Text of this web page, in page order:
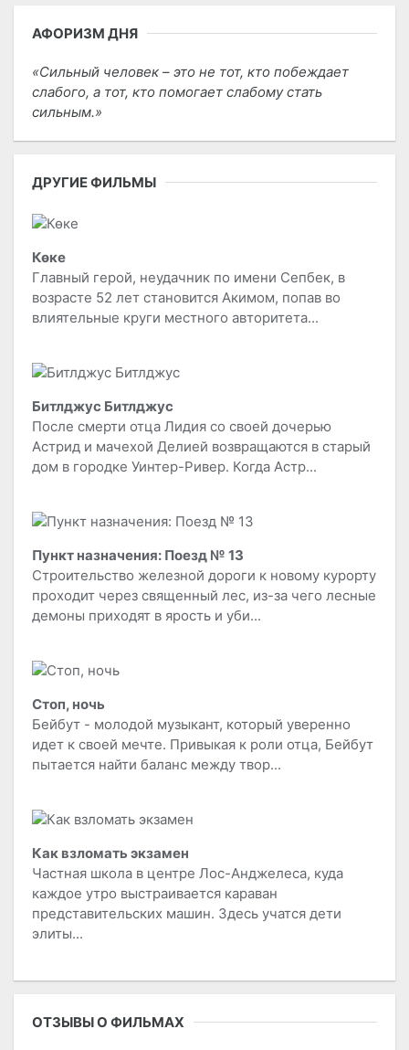
АФОРИЗМ ДНЯ
Сильный человек – это не тот, кто побеждает
слабого, а тот, кто помогает слабому стать
сильным.
ДРУГИЕ ФИЛЬМЫ
Көке
Главный герой, неудачник по имени Сепбек, в
возрасте 52 лет становится Акимом, попав во
влиятельные круги местного авторитета...
Битлджус Битлджус
После смерти отца Лидия со своей дочерью
Астрид и мачехой Делией возвращаются в старый
дом в городке Уинтер-Ривер. Когда Астр...
Пункт назначения: Поезд № 13
Строительство железной дороги к новому курорту
проходит через священный лес, из-за чего лесные
демоны приходят в ярость и уби...
Стоп, ночь
Бейбут - молодой музыкант, который уверенно
идет к своей мечте. Привыкая к роли отца, Бейбут
пытается найти баланс между твор...
Как взломать экзамен
Частная школа в центре Лос-Анджелеса, куда
каждое утро выстраивается караван
представительских машин. Здесь учатся дети
элиты...
ОТЗЫВЫ О ФИЛЬМАХ